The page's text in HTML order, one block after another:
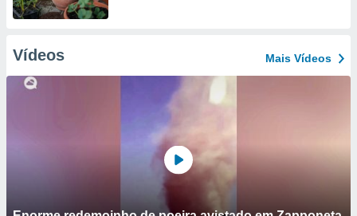
Vídeos Mais Vídeos